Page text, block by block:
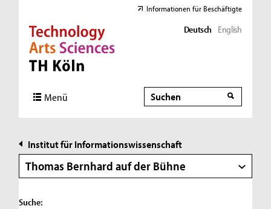
Direkt zur Hauptnavigation
Direkt zur Subnavigation
Direkt zum Inhalt
Direkt zum Fußbereich
Informationen für Beschäftigte
Deutsch English
Menü Suche
Suche
Institut für Informationswissenschaft
Thomas Bernhard auf der Bühne
Suche: